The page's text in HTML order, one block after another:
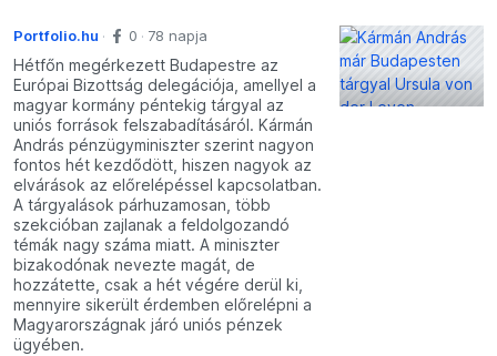
Portfolio.hu 0 78 napja
Hétfőn megérkezett Budapestre az
Európai Bizottság delegációja, amellyel a
magyar kormány péntekig tárgyal az
uniós források felszabadításáról. Kármán
András pénzügyminiszter szerint nagyon
fontos hét kezdődött, hiszen nagyok az
elvárások az előrelépéssel kapcsolatban.
A tárgyalások párhuzamosan, több
szekcióban zajlanak a feldolgozandó
témák nagy száma miatt. A miniszter
bizakodónak nevezte magát, de
hozzátette, csak a hét végére derül ki,
mennyire sikerült érdemben előrelépni a
Magyarországnak járó uniós pénzek
ügyében.